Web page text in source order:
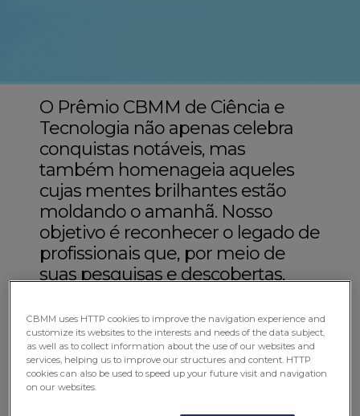
O Prêmio CBMM de Ciência e
Tecnologia não apenas celebra
conquistas notáveis, mas
também homenageia aqueles
cujas mentes brilhantes estão
moldando o amanhã. Nosso
objetivo é reconhecer o legado de
profissionais que, por meio de
suas pesquisas e descobertas,
transformações no Brasil e no
mundo. Cada vencedor, tanto na
categoria de Ciência quanto de
Tecnologia, é recompensado com
CBMM uses HTTP cookies to improve the navigation experience and
customize its websites to the interests and needs of the data subject,
as well as to collect information about the use of our websites and
services, helping us to improve our structures and content. HTTP
cookies can also be used to speed up your future visit and navigation
on our websites.